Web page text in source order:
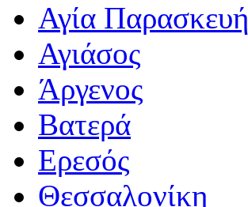
Αγία Παρασκευή
Αγιάσος
Άργενος
Βατερά
Ερεσός
Θεσσαλονίκη